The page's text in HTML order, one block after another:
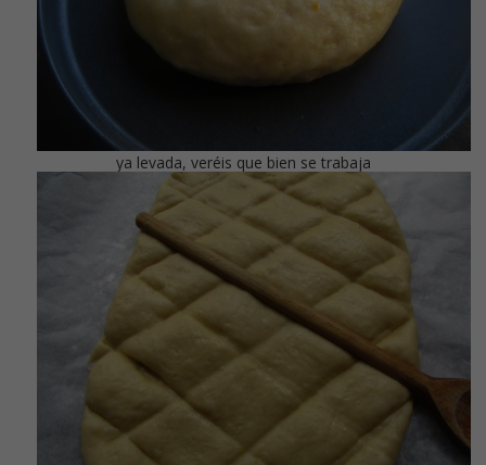
ya levada, veréis que bien se trabaja